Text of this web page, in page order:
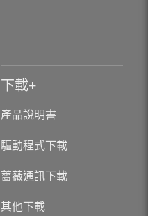
下載
產品說明書
驅動程式下載
薔薇通訊下載
其他下載